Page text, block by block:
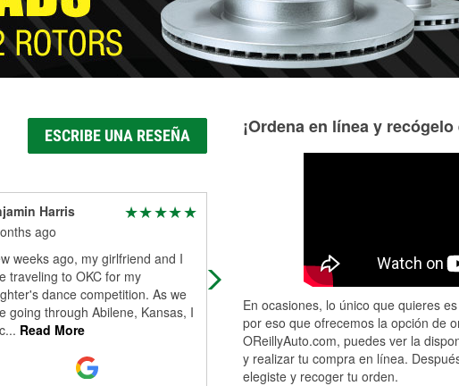
ESCRIBE UNA RESEÑA
Harris
ago
weeks ago, my girlfriend and I
traveling to OKC for my
dance competition. As we
going through Abilene, Kansas, I
... Read More
Very friendly very helpful
¡Ordena en línea y
En ocasiones, lo único que quieres
por eso que ofrecemos la opción de
OReillyAuto.com, puedes ver la
y realizar tu compra en línea.
elegiste y recoger tu orden.